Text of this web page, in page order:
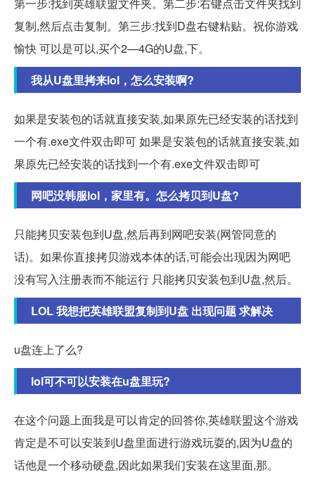
复制,然后点击复制。第三步:找到D盘右键粘贴。祝你游戏
愉快 可以是可以,买个2—4G的U盘,下。
我从U盘里拷来lol，怎么安装啊?
如果是安装包的话就直接安装,如果原先已经安装的话找到
一个有.exe文件双击即可 如果是安装包的话就直接安装,如
果原先已经安装的话找到一个有.exe文件双击即可
网吧没韩服lol，家里有。怎么拷贝到U盘?
只能拷贝安装包到U盘,然后再到网吧安装(网管同意的
话)。如果你直接拷贝游戏本体的话,可能会出现因为网吧
没有写入注册表而不能运行 只能拷贝安装包到U盘,然后。
LOL 我想把英雄联盟复制到U盘 出现问题 求解决
u盘连上了么?
lol可不可以安装在u盘里玩?
在这个问题上面我是可以肯定的回答你,英雄联盟这个游戏
肯定是不可以安装到U盘里面进行游戏玩耍的,因为U盘的
话他是一个移动硬盘,因此如果我们安装在这里面,那。